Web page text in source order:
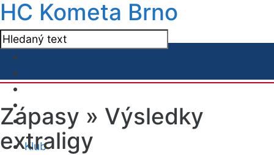
HC Kometa Brno
Klub
Zápasy » Výsledky
extraligy